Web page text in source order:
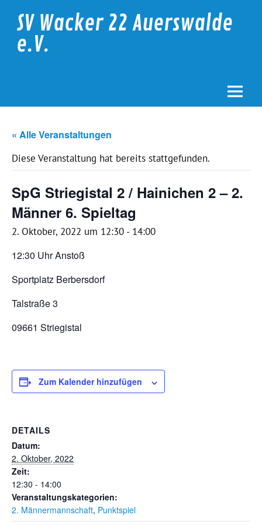
contentSV Wacker 22 Auerswalde
e.V.
« Alle Veranstaltungen
Diese Veranstaltung hat bereits stattgefunden.
SpG Striegistal 2 / Hainichen 2 – 2.
Männer 6. Spieltag
2. Oktober, 2022 um 12:30 - 14:00
12:30 Uhr Anstoß
Sportplatz Berbersdorf
Talstraße 3
09661 Striegistal
Zum Kalender hinzufügen
DETAILS
Datum:
2. Oktober, 2022
Zeit:
12:30 - 14:00
Veranstaltungskategorien:
2. Männermannschaft, Punktspiel